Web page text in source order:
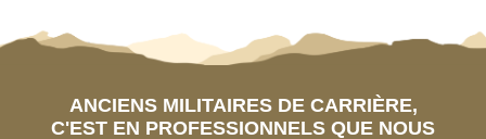
ANCIENS MILITAIRES DE CARRIÈRE,
C'EST EN PROFESSIONNELS QUE NOUS